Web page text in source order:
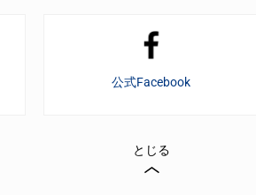
公式Facebook
とじる